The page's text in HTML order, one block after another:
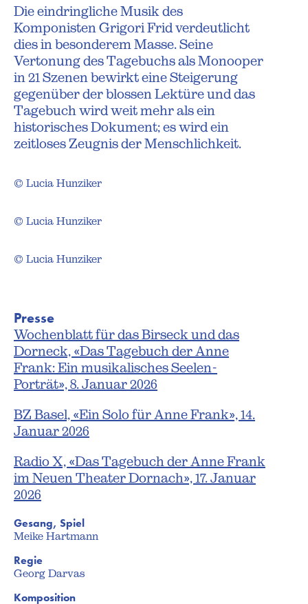
Die eindringliche Musik des
Komponisten Grigori Frid verdeutlicht
dies in besonderem Masse. Seine
Vertonung des Tagebuchs als Monooper
in 21 Szenen bewirkt eine Steigerung
gegenüber der blossen Lektüre und das
Tagebuch wird weit mehr als ein
historisches Dokument; es wird ein
zeitloses Zeugnis der Menschlichkeit.
© Lucia Hunziker
© Lucia Hunziker
© Lucia Hunziker
Presse
Wochenblatt für das Birseck und das
Dorneck, «Das Tagebuch der Anne
Frank: Ein musikalisches Seelen-
Porträt», 8. Januar 2026
BZ Basel, «Ein Solo für Anne Frank», 14.
Januar 2026
Radio X, «Das Tagebuch der Anne Frank
im Neuen Theater Dornach», 17. Januar
2026
Gesang, Spiel
Meike Hartmann
Regie
Georg Darvas
Komposition